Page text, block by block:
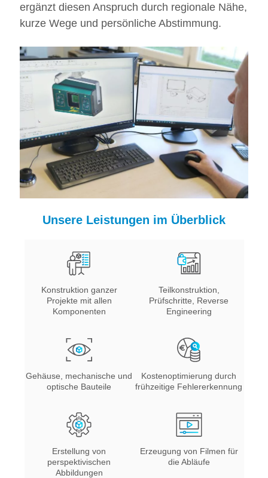
ergänzt diesen Anspruch durch regionale Nähe,
kurze Wege und persönliche Abstimmung.
Unsere Leistungen im Überblick
Konstruktion ganzer
Projekte mit allen
Komponenten
Teilkonstruktion,
Prüfschritte, Reverse
Engineering
Gehäuse, mechanische und
optische Bauteile
Kostenoptimierung durch
frühzeitige Fehlererkennung
Erstellung von
perspektivischen
Abbildungen
Erzeugung von Filmen für
die Abläufe